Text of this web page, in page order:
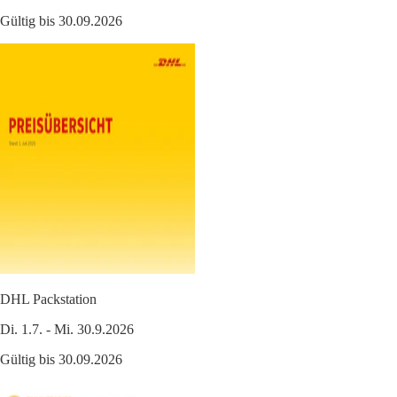
Gültig bis 30.09.2026
DHL Packstation
Di. 1.7. - Mi. 30.9.2026
Gültig bis 30.09.2026